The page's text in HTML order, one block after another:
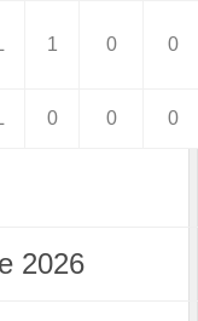
1 0 0
0 0 0
2026